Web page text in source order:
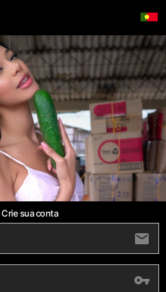
Crie sua conta